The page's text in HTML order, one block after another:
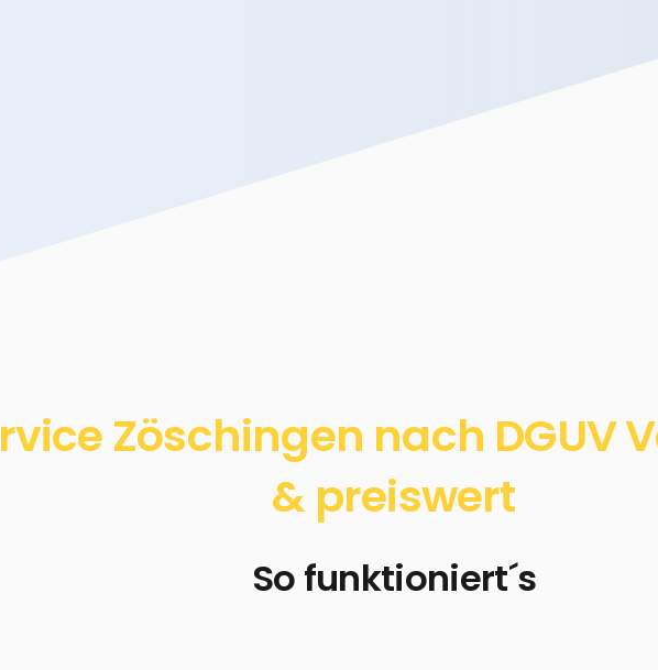
Zöschingen nach DGUV
& preiswert
So funktioniert´s